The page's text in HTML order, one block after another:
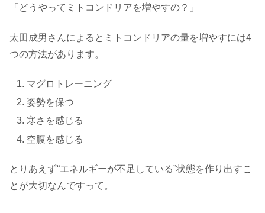
「どうやってミトコンドリアを増やすの？」
太田成男さんによるとミトコンドリアの量を増やすには4
つの方法があります。
マグロトレーニング
姿勢を保つ
寒さを感じる
空腹を感じる
とりあえず“エネルギーが不足している”状態を作り出すこ
とが大切なんですって。